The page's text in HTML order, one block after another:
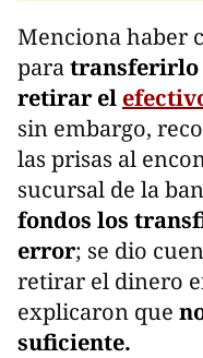
Menciona haber
paratransferirlo
retirar el
sin embargo,
las prisas al
sucursal de la
fondos los
error; se dio
retirar el dinero
explicaron que
suficiente.